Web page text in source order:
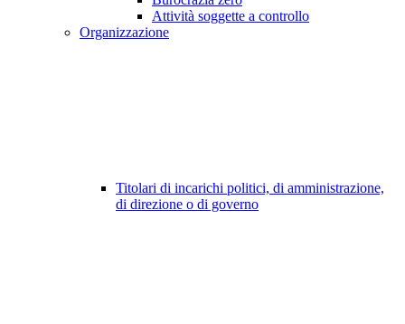
Attività soggette a controllo
Organizzazione
Titolari di incarichi politici, di amministrazione,
di direzione o di governo